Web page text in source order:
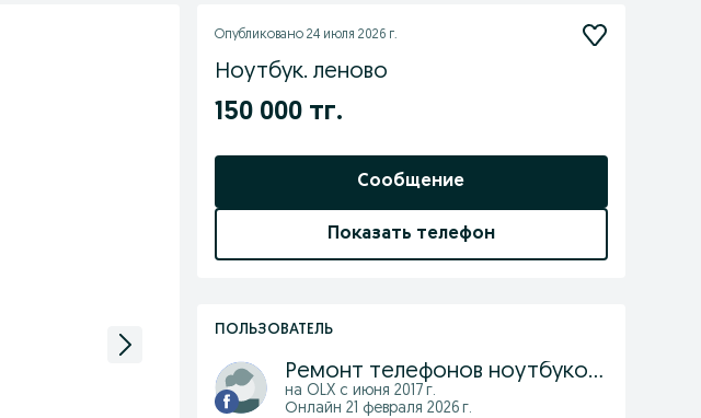
Опубликовано 24 июля 2026 г.
Ноутбук. леново
150 000 тг.
Сообщение
Показать телефон
ПОЛЬЗОВАТЕЛЬ
Ремонт телефонов ноутбуков скупка продажа
на OLX с июня 2017 г.
Онлайн 21 февраля 2026 г.